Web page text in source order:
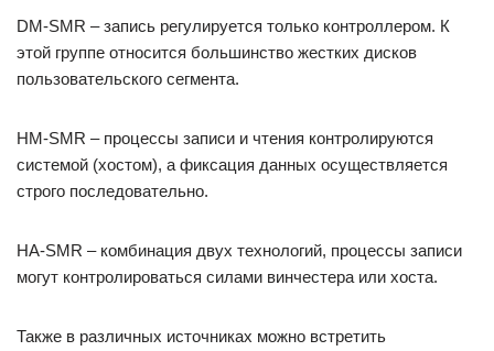
DM-SMR – запись регулируется только контроллером. К
этой группе относится большинство жестких дисков
пользовательского сегмента.
HM-SMR – процессы записи и чтения контролируются
системой (хостом), а фиксация данных осуществляется
строго последовательно.
HA-SMR – комбинация двух технологий, процессы записи
могут контролироваться силами винчестера или хоста.
Также в различных источниках можно встретить